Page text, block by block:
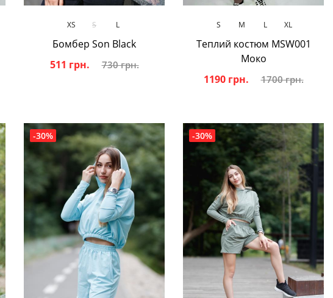
XS S L
Бомбер Son Black
511 грн.
730 грн.
S M L XL
Теплий костюм MSW001
Moкo
1190 грн.
1700 грн.
-30% -30%